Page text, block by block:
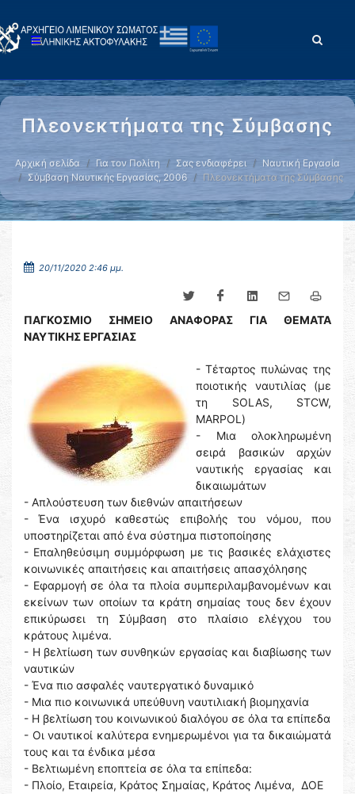
Πλεονεκτήματα της Σύμβασης
Αρχική σελίδα Για τον Πολίτη Σας ενδιαφέρει
Ναυτική Εργασία
Σύμβαση Ναυτικής Εργασίας, 2006
Πλεονεκτήματα της Σύμβασης
20/11/2020 2:46 μμ.
ΠΑΓΚΟΣΜΙΟ ΣΗΜΕΙΟ ΑΝΑΦΟΡΑΣ ΓΙΑ ΘΕΜΑΤΑ
ΝΑΥΤΙΚΗΣ ΕΡΓΑΣΙΑΣ
- Τέταρτος πυλώνας της
ποιοτικής ναυτιλίας (με
τη SOLAS, STCW,
MARPOL)
- Μια ολοκληρωμένη
σειρά βασικών αρχών
ναυτικής εργασίας και
δικαιωμάτων
- Απλούστευση των διεθνών απαιτήσεων
- Ένα ισχυρό καθεστώς επιβολής του νόμου, που
υποστηρίζεται από ένα σύστημα πιστοποίησης
- Επαληθεύσιμη συμμόρφωση με τις βασικές ελάχιστες
κοινωνικές απαιτήσεις και απαιτήσεις απασχόλησης
- Εφαρμογή σε όλα τα πλοία συμπεριλαμβανομένων και
εκείνων των οποίων τα κράτη σημαίας τους δεν έχουν
επικύρωσει τη Σύμβαση στο πλαίσιο ελέγχου του
κράτους λιμένα.
- Η βελτίωση των συνθηκών εργασίας και διαβίωσης των
ναυτικών
- Ένα πιο ασφαλές ναυτεργατικό δυναμικό
- Μια πιο κοινωνικά υπεύθυνη ναυτιλιακή βιομηχανία
- Η βελτίωση του κοινωνικού διαλόγου σε όλα τα επίπεδα
- Οι ναυτικοί καλύτερα ενημερωμένοι για τα δικαιώματά
τους και τα ένδικα μέσα
- Βελτιωμένη εποπτεία σε όλα τα επίπεδα:
- Πλοίο, Εταιρεία, Κράτος Σημαίας, Κράτος Λιμένα, ΔΟΕ